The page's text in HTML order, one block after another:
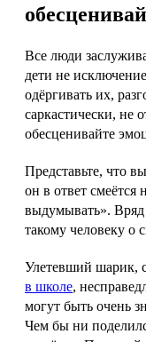
Все люди
дети не
одёргивать их,
саркастически, не
обесценивайте
Представьте, что
он в ответ смеётся
выдумывать». Вряд
такому человеку о
Улетевший шарик,
в школе,
могут быть очень
Чем бы ни